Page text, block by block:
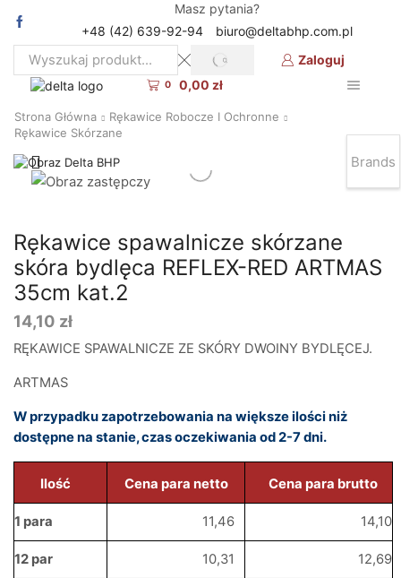
Masz pytania?
+48 (42) 639-92-94
biuro@deltabhp.com.pl
Search
input
SEARCH Zaloguj
0 0,00 zł
Strona Główna
Rękawice Robocze I Ochronne
Rękawice Skórzane
Rękawice spawalnicze skórzane
skóra bydlęca REFLEX-RED ARTMAS
35cm kat.2
14,10 zł
RĘKAWICE SPAWALNICZE ZE SKÓRY DWOINY BYDLĘCEJ.
ARTMAS
W przypadku zapotrzebowania na większe ilości niż
dostępne na stanie, czas oczekiwania od 2-7 dni.
Ilość Cena para netto Cena para brutto
1 para 11,46 14,10
12 par 10,31 12,69
Brands